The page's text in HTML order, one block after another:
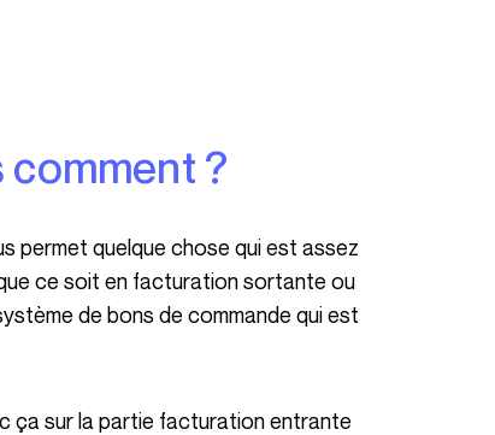
comment ?
que ce soit en facturation sortante ou
de bons de commande qui est
ça sur la partie facturation entrante